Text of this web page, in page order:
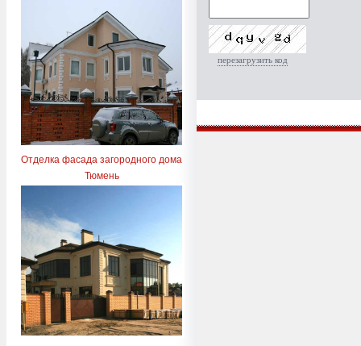
Отделка фасада загородного дома
Тюмень
перезагрузить код